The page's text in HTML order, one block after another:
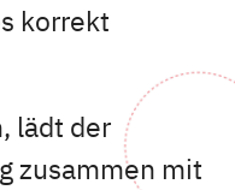
korrekt
lädt der
zusammen mit